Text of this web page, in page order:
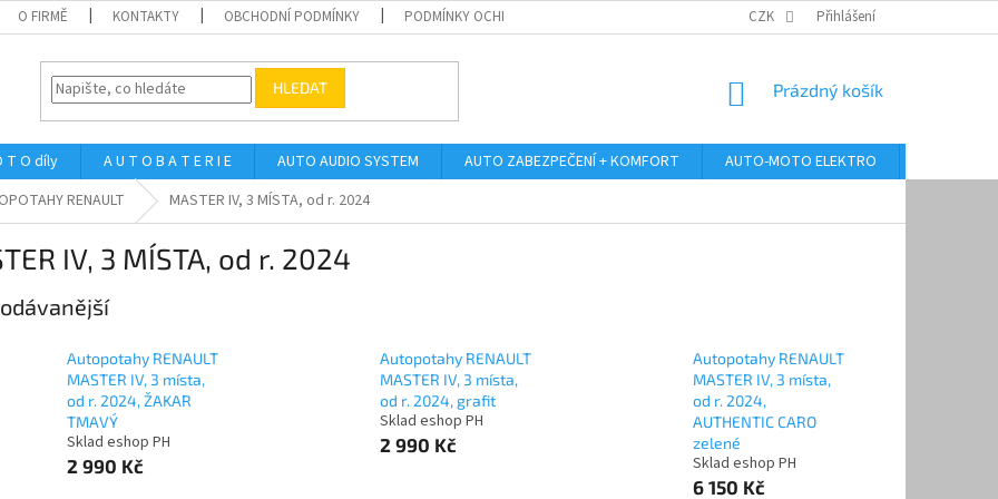
O FIRMĚ KONTAKTY OBCHODNÍ PODMÍNKY PODMÍNKY OCHRANY OSOBNÍCH ÚDAJŮ ODSTOUPENÍ OD KUPNÍ SMLOUVY
CZK Přihlášení
HLEDAT
NÁKUPNÍ
Prázdný košík
T O díly A U T O B A T E R I E AUTO AUDIO SYSTEM AUTO ZABEZPEČENÍ + KOMFORT AUTO-MOTO ELEKTRO
RENAULT MASTER IV, 3 MÍSTA, od r. 2024
IV, 3 MÍSTA, od r. 2024
Autopotahy RENAULT
MASTER IV, 3 místa,
od r. 2024, ŽAKAR
TMAVÝ
Sklad eshop PH
2 990 Kč
Autopotahy RENAULT
MASTER IV, 3 místa,
od r. 2024, grafit
Sklad eshop PH
2 990 Kč
Autopotahy RENAULT
MASTER IV, 3 místa,
od r. 2024,
AUTHENTIC CARO
zelené
Sklad eshop PH
6 150 Kč